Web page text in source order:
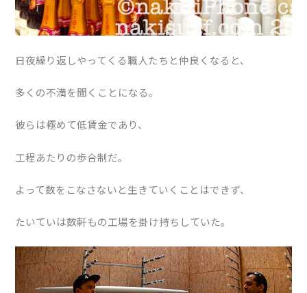
日夜繰り返しやってくる職人たちと仲良くなると、
多くの不満を聞くことになる。
彼らは極めて低賃金であり、
工程あたりの歩合制だ。
よって数をこなさないと生きていくことはできず、
たいていは数軒もの工場を掛け持ちしていた。